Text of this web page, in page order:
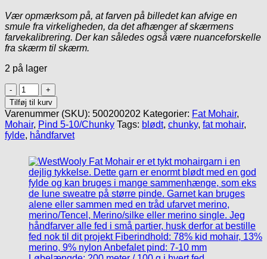
Vær opmærksom på, at farven på billedet kan afvige en
smule fra virkeligheden, da det afhænger af skærmens
farvekalibrering. Der kan således også være nuanceforskelle
fra skærm til skærm.
2 på lager
WestWooly
Fat
Mohair
/
#67
antal
Tilføj til kurv
Varenummer (SKU): 500200202 Kategorier: Fat Mohair,
Mohair, Pind 5-10/Chunky Tags: blødt, chunky, fat mohair,
fylde, håndfarvet